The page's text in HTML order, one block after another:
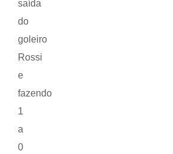
saída
do
goleiro
Rossi
e
fazendo
1
a
0